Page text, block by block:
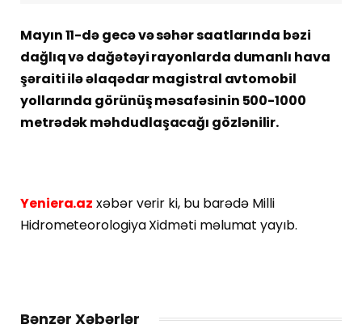
Mayın 11-də gecə və səhər saatlarında bəzi
dağlıq və dağətəyi rayonlarda dumanlı hava
şəraiti ilə əlaqədar magistral avtomobil
yollarında görünüş məsafəsinin 500-1000
metrədək məhdudlaşacağı gözlənilir.
Yeniera.az xəbər verir ki, bu barədə Milli
Hidrometeorologiya Xidməti məlumat yayıb.
Bənzər Xəbərlər